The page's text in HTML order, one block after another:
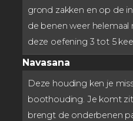
grond zakken en op de
de benen weer
deze oefening 3 tot 5
Navasana
Deze houding ken je
boothouding. Je komt
brengt de onderbenen